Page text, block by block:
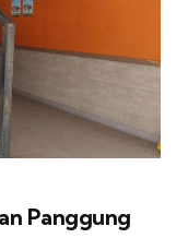
Panggung